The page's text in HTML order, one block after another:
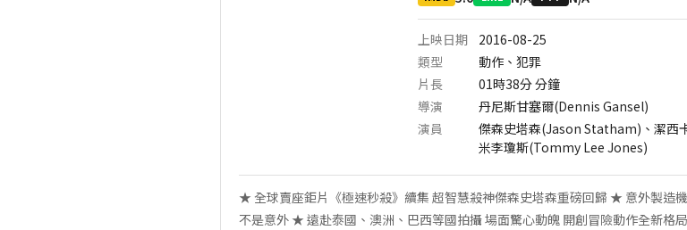
上映日期
2016-08-25
類型
動作、犯罪
片長
01時38分分鐘
導演
丹尼斯甘塞爾(Dennis Gansel)
演員
傑森史塔森(Jason Statham)、潔西
米李瓊斯(Tommy Lee Jones)
★ 全球賣座鉅片《極速秒殺》續集 超智慧殺神傑森史塔森重磅回歸 ★ 意外製造
不是意外 ★ 遠赴泰國、澳洲、巴西等國拍攝 場面驚心動魄 開創冒險動作全新格